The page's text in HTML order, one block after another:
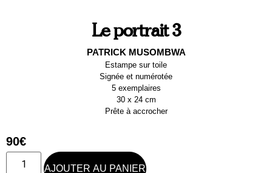
Le portrait 3
PATRICK MUSOMBWA
Estampe sur toile
Signée et numérotée
5 exemplaires
30 x 24 cm
Prête à accrocher
90€
AJOUTER AU PANIER